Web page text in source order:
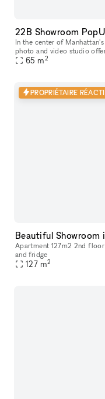
22B Showroom
In the center of
photo and video studio
venue is tastefully
65 m2
PROPRIÉTAIRE
Beautiful Showroom
Apartment 127m2 2nd
and fridge
127 m2